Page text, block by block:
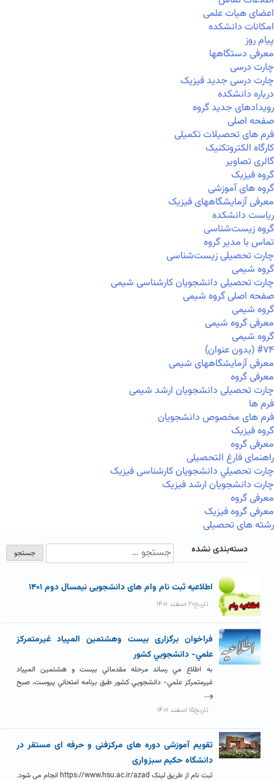
اعضای هیات علمی
امکانات دانشکده
پیام روز
معرفی دستگاهها
چارت درسی
چارت درسی جدید فیزیک
درباره دانشکده
رویدادهای جدید گروه
صفحه اصلی
فرم های تحصیلات تکمیلی
کارگاه الکتروتکنیک
گالری تصاویر
گروه فیزیک
گروه های آموزشی
معرفی آزمایشگاههای فیزیک
ریاست دانشکده
گروه زیست‌شناسی
تماس با مدیر گروه
چارت تحصیلی زیست‌شناسی
گروه شیمی
چارت تحصیلی دانشجویان کارشناسی شیمی
صفحه اصلی گروه شیمی
گروه شیمی
معرفی گروه شیمی
گروه شیمی
#۷۴ (بدون عنوان)
معرفی آزمایشگاههای شیمی
معرفی گروه
چارت تحصیلی دانشجویان ارشد شیمی
فرم ها
فرم های مخصوص دانشجویان
گروه فیزیک
معرفی گروه
راهنمای فارغ التحصیلی
چارت تحصيلي دانشجویان کارشناسی فیزیک
چارت دانشجویان ارشد فیزیک
معرفی گروه
معرفی گروه فیزیک
رشته های تحصیلی
دسته‌بندی نشده
اطلاعیه ثبت نام وام های دانشجویی نیمسال دوم ۱۴۰۱
تاریخ۲۰ اسفند ۱۴۰۱
فراخوان برگزاری بيست وهشتمين المپياد غيرمتمركز
علمي- دانشجويي كشور
به اطلاع مي رساند مرحله مقدماتي بيست و هشتمين المپياد
غيرمتمركز علمي- دانشجويي كشور طبق برنامه امتحاني پيوست، صبح
و...
تاریخ۱۵ اسفند ۱۴۰۱
تقویم آموزشی دوره های مرکزفنی و حرفه ای مستقر در
دانشگاه حکیم سبزواری
ثبت نام از طریق لینک https://www.hsu.ac.ir/azad انجام می شود.